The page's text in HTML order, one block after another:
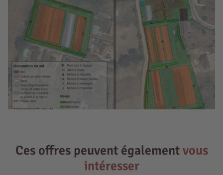
Ces offres peuvent égalementvous
intéresser